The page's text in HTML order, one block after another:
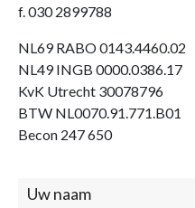
f. 030 2899788
NL69 RABO 0143.4460.02
NL49 INGB 0000.0386.17
KvK Utrecht 30078796
BTW NL0070.91.771.B01
Becon 247 650
Contact